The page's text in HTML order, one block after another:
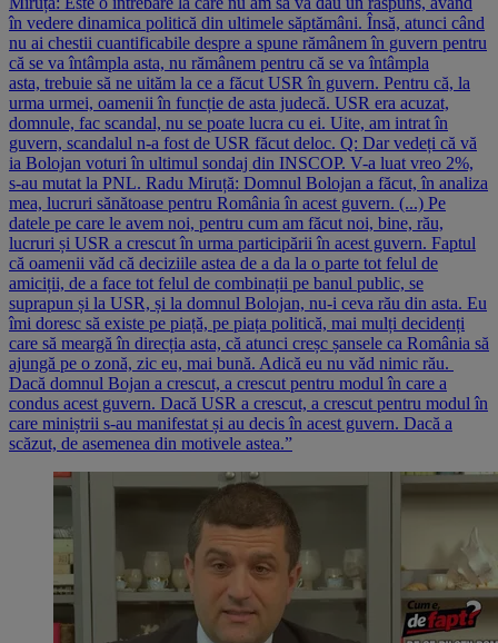
în vedere dinamica politică din ultimele săptămâni. Însă, atunci când
nu ai chestii cuantificabile despre a spune rămânem în guvern pentru
că se va întâmpla asta, nu rămânem pentru că se va întâmpla
asta, trebuie să ne uităm la ce a făcut USR în guvern. Pentru că, la
urma urmei, oamenii în funcție de asta judecă. USR era acuzat,
domnule, fac scandal, nu se poate lucra cu ei. Uite, am intrat în
guvern, scandalul n-a fost de USR făcut deloc. Q: Dar vedeți că vă
ia Bolojan voturi în ultimul sondaj din INSCOP. V-a luat vreo 2%,
s-au mutat la PNL. Radu Miruță: Domnul Bolojan a făcut, în analiza
mea, lucruri sănătoase pentru România în acest guvern. (...) Pe
datele pe care le avem noi, pentru cum am făcut noi, bine, rău,
lucruri și USR a crescut în urma participării în acest guvern. Faptul
că oamenii văd că deciziile astea de a da la o parte tot felul de
amiciții, de a face tot felul de combinații pe banul public, se
suprapun și la USR, și la domnul Bolojan, nu-i ceva rău din asta. Eu
îmi doresc să existe pe piață, pe piața politică, mai mulți decidenți
care să meargă în direcția asta, că atunci creșc șansele ca România să
ajungă pe o zonă, zic eu, mai bună. Adică eu nu văd nimic rău.
Dacă domnul Bojan a crescut, a crescut pentru modul în care a
condus acest guvern. Dacă USR a crescut, a crescut pentru modul în
care miniștrii s-au manifestat și au decis în acest guvern. Dacă a
scăzut, de asemenea din motivele astea.”